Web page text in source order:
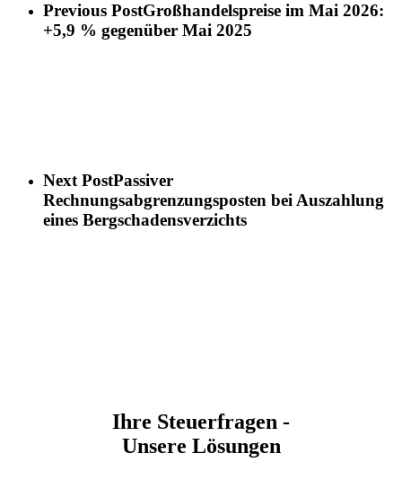
Previous PostGroßhandelspreise im Mai 2026:
+5,9 % gegenüber Mai 2025
Next PostPassiver
Rechnungsabgrenzungsposten bei Auszahlung
eines Bergschadensverzichts
Ihre Steuerfragen -
Unsere Lösungen